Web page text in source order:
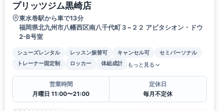
プリッツジム黒崎店
東水巻駅から車で13分
福岡県北九州市八幡西区南八千代町３−２２ アビタシオン・ドウ
2-B号室
シューズレンタル レッスン振替可 キャンセル可
セミパーソナル
トレーナー固定制
ロッカー 体組成計 もっと見る
営業時間
月曜日 11:00〜21:00
定休日
毎月不定休